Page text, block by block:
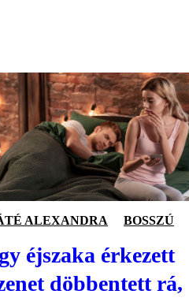
ALEXANDRA BOSSZÚ
éjszaka érkezett
döbbentett rá,